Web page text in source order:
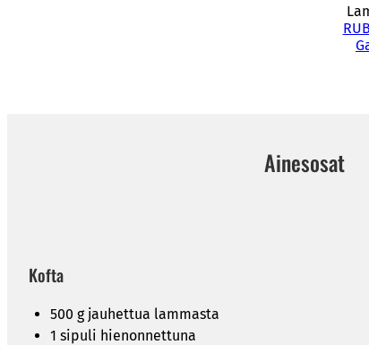
RUB
Ainesosat
Kofta
500 g jauhettua lammasta
1 sipuli hienonnettuna